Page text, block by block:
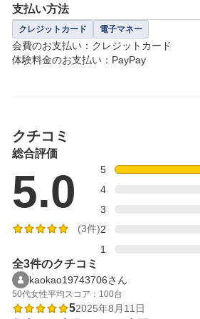
支払い方法
クレジットカード 電子マネー
会費のお支払い：クレジットカード
体験料金のお支払い：PayPay
クチコミ
総合評価
5.0
(3件)
5
4
3
2
1
全3件のクチコミ
kaokao19743706さん
50代女性平均スコア：100台
52025年8月11日